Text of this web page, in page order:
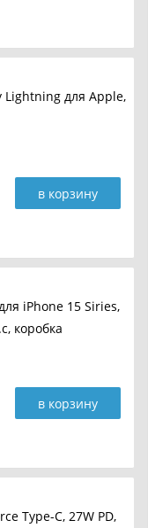
Lightning для Apple,
в корзину
iPhone 15 Siries,
коробка
в корзину
Type-C, 27W PD,